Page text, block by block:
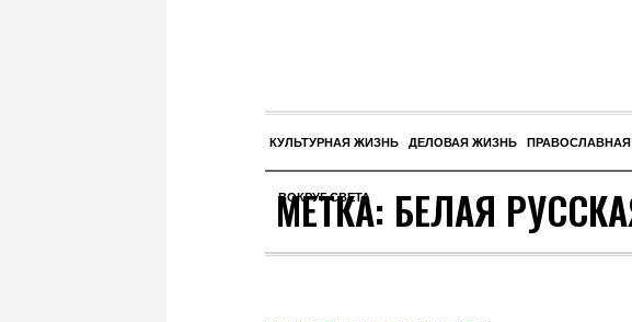
КУЛЬТУРНАЯ ЖИЗНЬ ДЕЛОВАЯ ЖИЗНЬ
ВОКРУГ СВЕТА
МЕТКА: БЕЛАЯ